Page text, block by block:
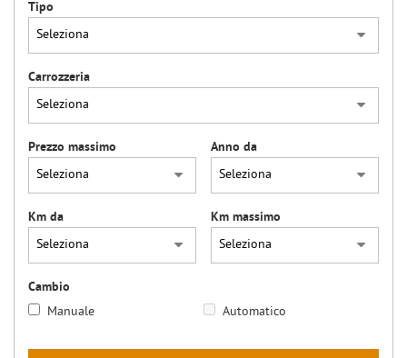
Tipo
Carrozzeria
Prezzo massimo Anno da
Km da Km massimo
Cambio
Manuale
Automatico